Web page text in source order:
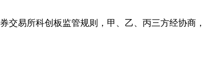
交易所科创板监管规则，甲、乙、丙三方经协商，